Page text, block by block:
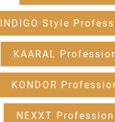
INDIGO Style
KAARAL
KONDOR
NEXXT